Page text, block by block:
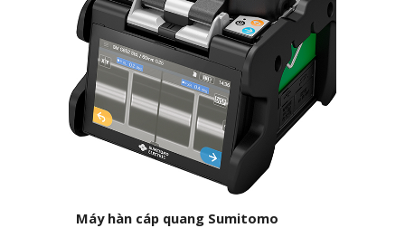
Máy hàn cáp quang Sumitomo